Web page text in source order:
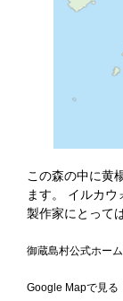
この森の中に黄
ます。 イルカ
製作家にとって
御蔵島村公式ホー
Google Mapで見る